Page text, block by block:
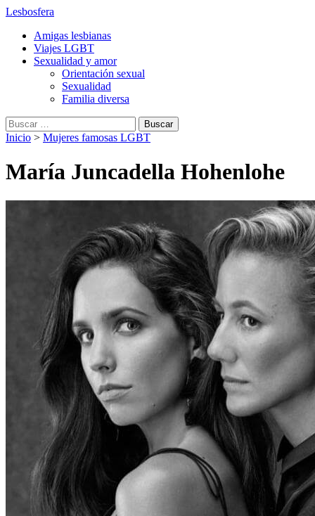
Lesbosfera
Amigas lesbianas
Viajes LGBT
Sexualidad y amor
Orientación sexual
Sexualidad
Familia diversa
Buscar:
Inicio > Mujeres famosas LGBT
María Juncadella Hohenlohe